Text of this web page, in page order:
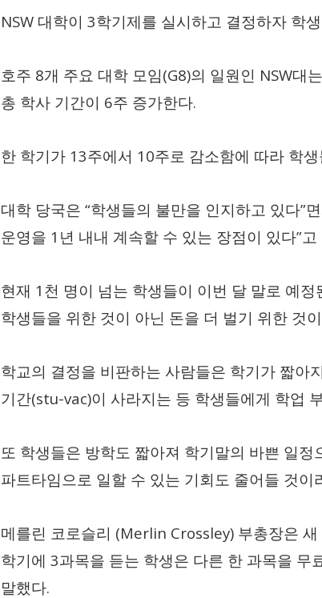
NSW 대학이 3학기제를 실시하고 결정하자 학
호주 8개 주요 대학 모임(G8)의 일원인 NSW대는
총 학사 기간이 6주 증가한다.
한 학기가 13주에서 10주로 감소함에 따라 학
대학 당국은 “학생들의 불만을 인지하고 있다”
운영을 1 년 내내 계속할 수 있는 장점이 있다”고
현재 1 천 명이 넘는 학생들이 이번 달 말로 예
학생들을 위한 것이 아닌 돈을 더 벌기 위한 것
학교의 결정을 비판하는 사람들은 학기가 짧아
기간(stu-vac)이 사라지는 등 학생들에게 학업
또 학생들은 방학도 짧아져 학기말의 바쁜 일
파트타임으로 일할 수 있는 기회도 줄어들 것이
메를린 코로슬리 (Merlin Crossley) 부총장은
학기에 3과목을 듣는 학생은 다른 한 과목을 무
말했다.